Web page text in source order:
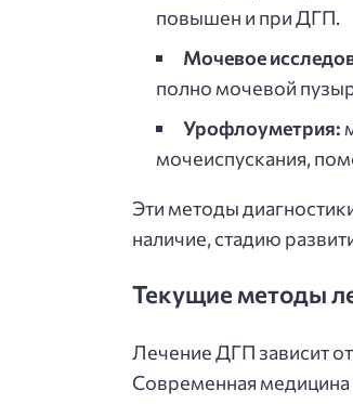
повышен и при ДГП.
Мочевое
полно мочевой
Урофлоуметрия:
мочеиспускания,
Эти методы
наличие, стадию
Текущие методы
Лечение ДГП зависит
Современная